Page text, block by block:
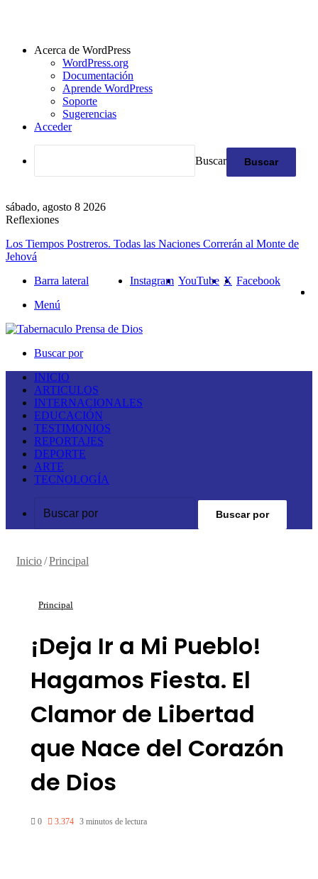
Acerca de WordPress
WordPress.org
Documentación
Aprende WordPress
Soporte
Sugerencias
Acceder
Buscar
sábado, agosto 8 2026
Reflexiones
Los Tiempos Postreros. Todas las Naciones Correrán al Monte de
Jehová
Facebook
X
YouTube
Instagram
Barra lateral
Menú
Buscar por
INICIO
ARTICULOS
INTERNACIONALES
EDUCACIÓN
TESTIMONIOS
REPORTAJES
DEPORTE
ARTE
TECNOLOGÍA
Buscar por
Inicio/Principal
Principal
¡Deja Ir a Mi Pueblo!
Hagamos Fiesta. El
Clamor de Libertad
que Nace del Corazón
de Dios
0 3.374 3 minutos de lectura